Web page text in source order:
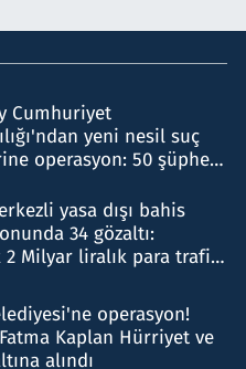
Cumhuriyet
yeni nesil suç
operasyon: 50 şüpheli
yasa dışı bahis
34 gözaltı:
2 Milyar liralık para trafiği
operasyon!
Kaplan Hürriyet ve
alındı